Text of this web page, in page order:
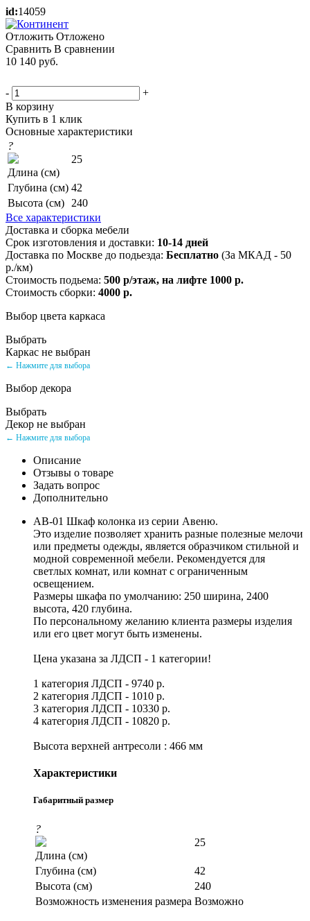
id:14059
Отложить Отложено
Сравнить В сравнении
10 140 руб.
-
+
В корзину
Купить в 1 клик
Основные характеристики
?
Длина (см)
25
Глубина (см) 42
Высота (см)
240
Все характеристики
Доставка и сборка мебели
Срок изготовления и доставки: 10-14 дней
Доставка по Москве до подьезда: Бесплатно (За МКАД - 50
р./км)
Стоимость подьема: 500 р/этаж, на лифте 1000 р.
Стоимость сборки: 4000 р.
Выбор цвета каркаса
Выбрать
Каркас не выбран
← Нажмите для выбора
Выбор декора
Выбрать
Декор не выбран
← Нажмите для выбора
Описание
Отзывы о товаре
Задать вопрос
Дополнительно
АВ-01 Шкаф колонка из серии Авеню.
Это изделие позволяет хранить разные полезные мелочи
или предметы одежды, является образчиком стильной и
модной современной мебели. Рекомендуется для
светлых комнат, или комнат с ограниченным
освещением.
Размеры шкафа по умолчанию: 250 ширина, 2400
высота, 420 глубина.
По персональному желанию клиента размеры изделия
или его цвет могут быть изменены.
Цена указана за ЛДСП - 1 категории!
1 категория ЛДСП - 9740 р.
2 категория ЛДСП - 1010 р.
3 категория ЛДСП - 10330 р.
4 категория ЛДСП - 10820 р.
Высота верхней антресоли : 466 мм
Характеристики
Габаритный размер
?
Длина (см)
25
Глубина (см)
42
Высота (см)
240
Возможность изменения размера Возможно